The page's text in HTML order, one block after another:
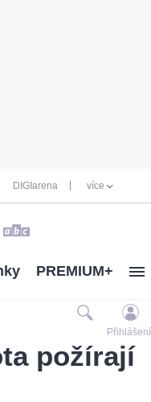
DIGIarena více
PREMIUM+
Přihlášení
požírají